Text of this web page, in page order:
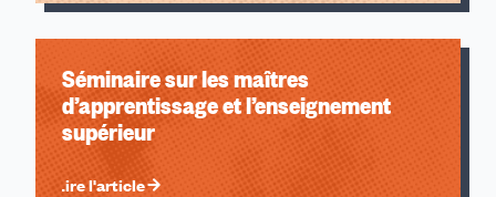
Séminaire sur les maîtres
d’apprentissage et l’enseignement
supérieur
Lire l'article